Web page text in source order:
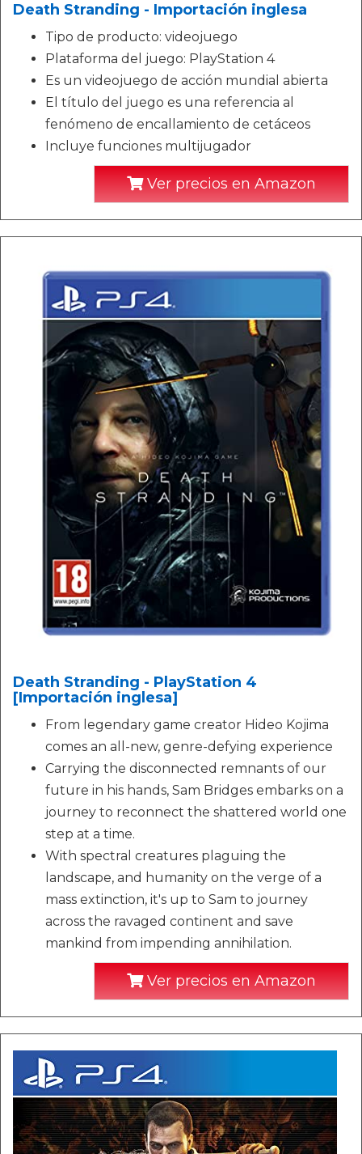
Death Stranding - Importación inglesa
Tipo de producto: videojuego
Plataforma del juego: PlayStation 4
Es un videojuego de acción mundial abierta
El título del juego es una referencia al
fenómeno de encallamiento de cetáceos
Incluye funciones multijugador
Ver precios en Amazon
Death Stranding - PlayStation 4
[Importación inglesa]
From legendary game creator Hideo Kojima
comes an all-new, genre-defying experience
Carrying the disconnected remnants of our
future in his hands, Sam Bridges embarks on a
journey to reconnect the shattered world one
step at a time.
With spectral creatures plaguing the
landscape, and humanity on the verge of a
mass extinction, it's up to Sam to journey
across the ravaged continent and save
mankind from impending annihilation.
Ver precios en Amazon